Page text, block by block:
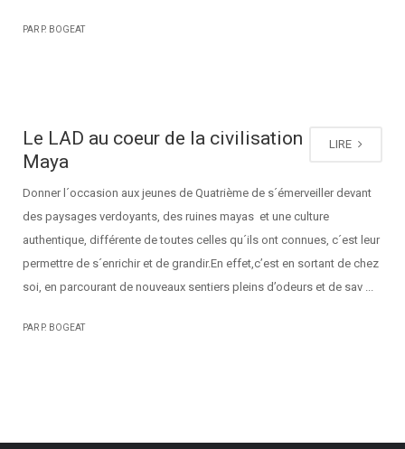
PAR P. BOGEAT
LIRE
Le LAD au coeur de la civilisation
Maya
Donner l´occasion aux jeunes de Quatrième de s´émerveiller devant
des paysages verdoyants, des ruines mayas et une culture
authentique, différente de toutes celles qu´ils ont connues, c´est leur
permettre de s´enrichir et de grandir.En effet,c’est en sortant de chez
soi, en parcourant de nouveaux sentiers pleins d’odeurs et de sav ...
PAR P. BOGEAT